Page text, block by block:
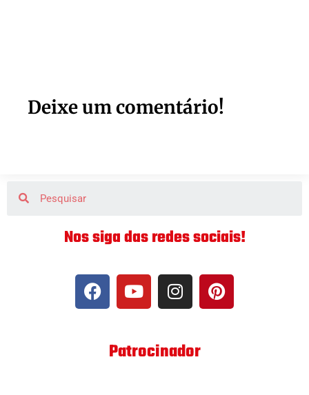
Deixe um comentário!
Nos siga das redes sociais!
Patrocinador